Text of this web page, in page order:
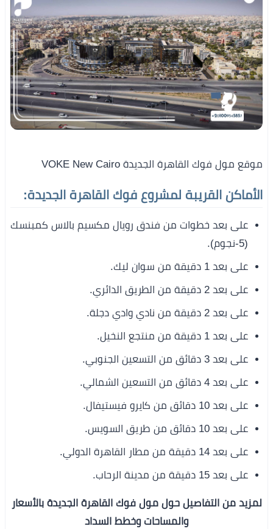
موقع مول فوك القاهرة الجديدة VOKE New Cairo
الأماكن القريبة لمشروع فوك القاهرة الجديدة:
على بعد خطوات من فندق رويال مكسيم بالاس كمبنسك
(5-نجوم).
على بعد 1 دقيقة من سوان ليك.
على بعد 2 دقيقة من الطريق الدائري.
على بعد 2 دقيقة من نادي وادي دجلة.
على بعد 1 دقيقة من منتجع النخيل.
على بعد 3 دقائق من التسعين الجنوبي.
على بعد 4 دقائق من التسعين الشمالي.
على بعد 10 دقائق من كايرو فيستيفال.
على بعد 10 دقائق من طريق السويس.
على بعد 14 دقيقة من مطار القاهرة الدولي.
على بعد 15 دقيقة من مدينة الرحاب.
لمزيد من التفاصيل حول مول فوك القاهرة الجديدة بالأسعار
والمساحات وخطط السداد